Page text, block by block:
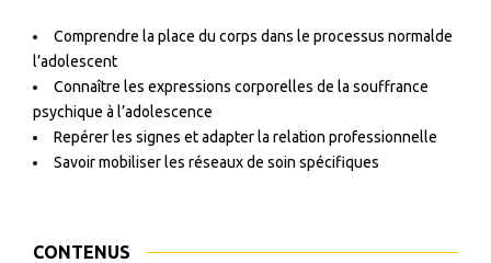
Comprendre la place du corps dans le processus normalde
l’adolescent
Connaître les expressions corporelles de la souffrance
psychique à l’adolescence
Repérer les signes et adapter la relation professionnelle
Savoir mobiliser les réseaux de soin spécifiques
CONTENUS